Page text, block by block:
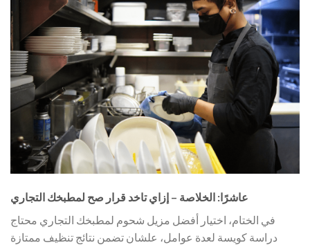
عاشرًا: الخلاصة – إزاي تاخد قرار صح لمطبخك التجاري
في الختام، اختيار أفضل مزيل شحوم لمطبخك التجاري محتاج
دراسة كويسة لعدة عوامل، علشان تضمن نتائج تنظيف ممتازة